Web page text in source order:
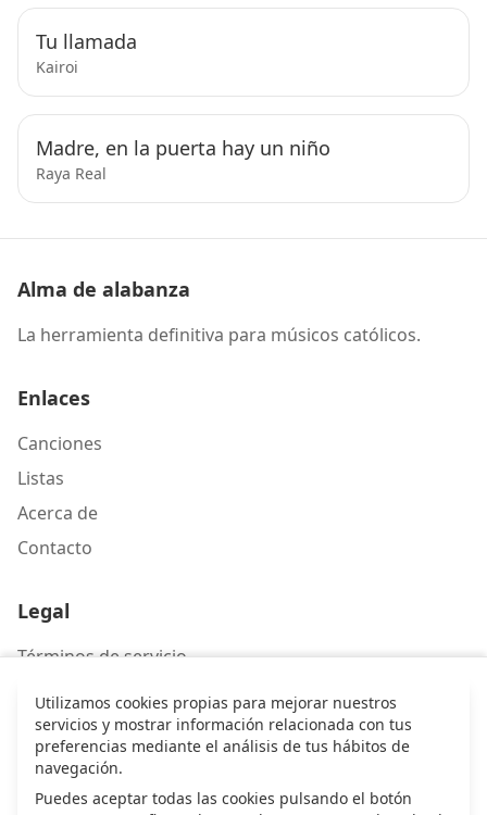
Tu llamada
Kairoi
Madre, en la puerta hay un niño
Raya Real
Alma de alabanza
La herramienta definitiva para músicos católicos.
Enlaces
Canciones
Listas
Acerca de
Contacto
Legal
Términos de servicio
Política de privacidad
Contacto
Escríbenos
Utilizamos cookies propias para mejorar nuestros
servicios y mostrar información relacionada con tus
preferencias mediante el análisis de tus hábitos de
navegación.
Puedes aceptar todas las cookies pulsando el botón